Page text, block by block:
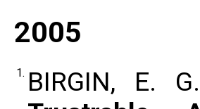
2005
1. BIRGIN, E.